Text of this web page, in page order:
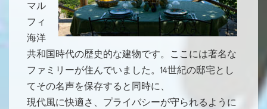
マル
フィ
海洋
共和国時代の歴史的な建物です。ここには著名な
ファミリーが住んでいました。14世紀の邸宅とし
てその名声を保存すると同時に、
現代風に快適さ、プライバシーが守られるように